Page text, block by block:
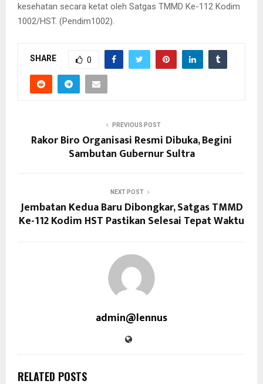
kesehatan secara ketat oleh Satgas TMMD Ke-112 Kodim
1002/HST. (Pendim1002).
SHARE 0
PREVIOUS POST
Rakor Biro Organisasi Resmi Dibuka, Begini
Sambutan Gubernur Sultra
NEXT POST
Jembatan Kedua Baru Dibongkar, Satgas TMMD
Ke-112 Kodim HST Pastikan Selesai Tepat Waktu
admin@lennus
RELATED POSTS